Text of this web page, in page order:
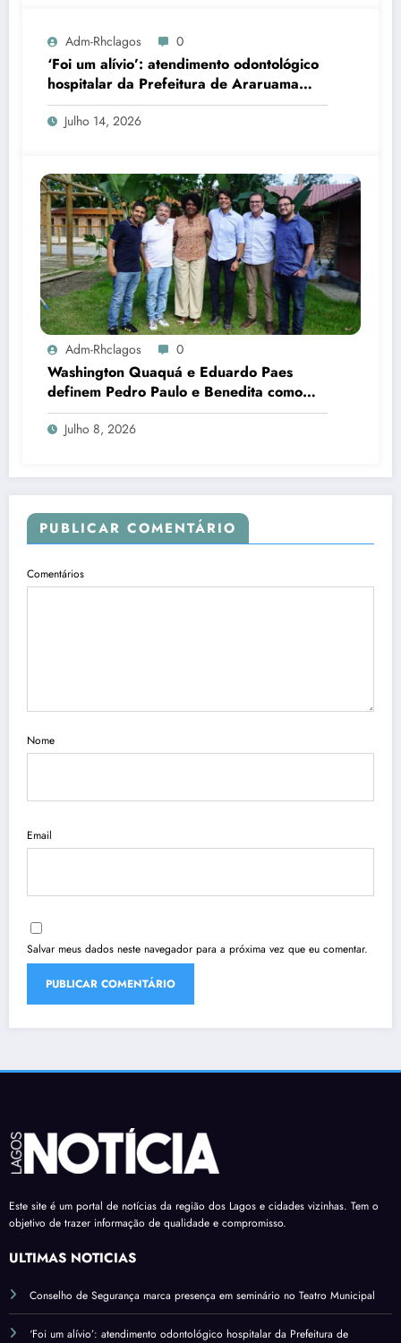
Adm-Rhclagos 0
‘Foi um alívio’: atendimento odontológico
hospitalar da Prefeitura de Araruama
transforma rotina de famílias atípicas
Julho 14, 2026
Adm-Rhclagos 0
Washington Quaquá e Eduardo Paes
definem Pedro Paulo e Benedita como
candidatos ao Senado no Rio
Julho 8, 2026
PUBLICAR COMENTÁRIO
Comentários
Nome
Email
Salvar meus dados neste navegador para a próxima vez que eu comentar.
Este site é um portal de notícias da região dos Lagos e cidades vizinhas. Tem o
objetivo de trazer informação de qualidade e compromisso.
ÚLTIMAS NOTÍCIAS
Conselho de Segurança marca presença em seminário no Teatro Municipal
‘Foi um alívio’: atendimento odontológico hospitalar da Prefeitura de